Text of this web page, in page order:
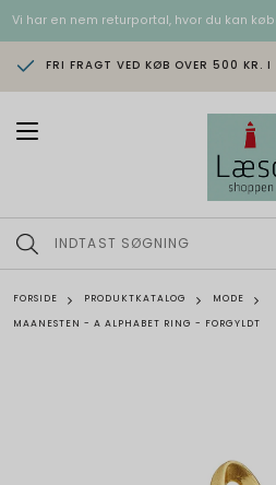
Vi har en nem returportal, hvor du kan
FRI FRAGT VED KØB OVER 500 KR. I
T
n
a
i
g
FORSIDE PRODUKTKATALOG
MODE
MAANESTEN - A ALPHABET RING - FORGYLDT